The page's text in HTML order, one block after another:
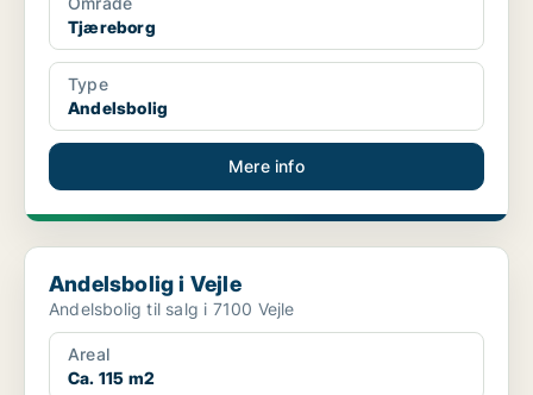
Tjæreborg
Type
Andelsbolig
Mere info
Andelsbolig i Vejle
Andelsbolig i Vejle
Andelsbolig til salg i 7100 Vejle
Areal
Ca. 115 m2